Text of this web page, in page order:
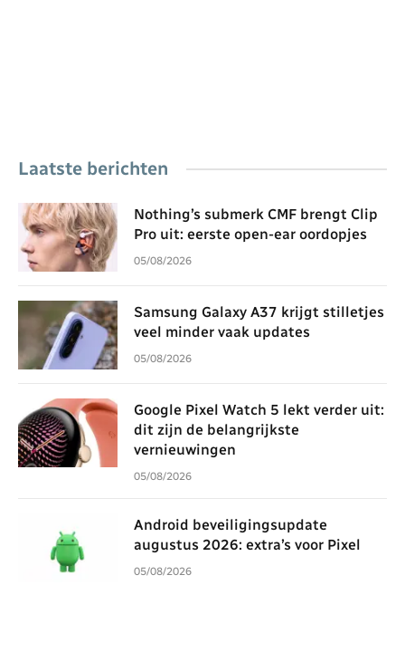
Laatste berichten
Nothing’s submerk CMF brengt Clip
Pro uit: eerste open-ear oordopjes
05/08/2026
Samsung Galaxy A37 krijgt stilletjes
veel minder vaak updates
05/08/2026
Google Pixel Watch 5 lekt verder uit:
dit zijn de belangrijkste
vernieuwingen
05/08/2026
Android beveiligingsupdate
augustus 2026: extra’s voor Pixel
05/08/2026